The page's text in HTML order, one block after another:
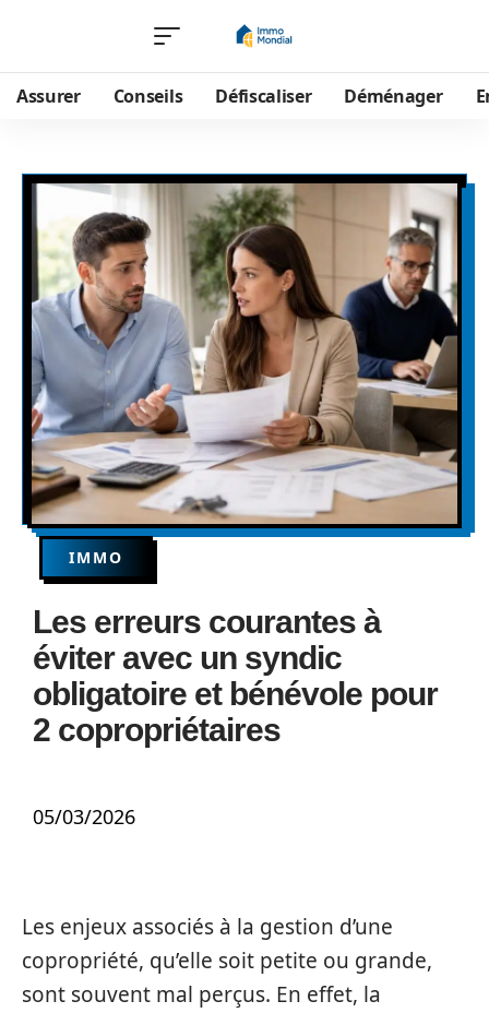
Assurer Conseils Défiscaliser Déménager
IMMO
Les erreurs courantes à
éviter avec un syndic
obligatoire et bénévole pour
2 copropriétaires
05/03/2026
Les enjeux associés à la gestion d’une
copropriété, qu’elle soit petite ou grande,
sont souvent mal perçus. En effet, la